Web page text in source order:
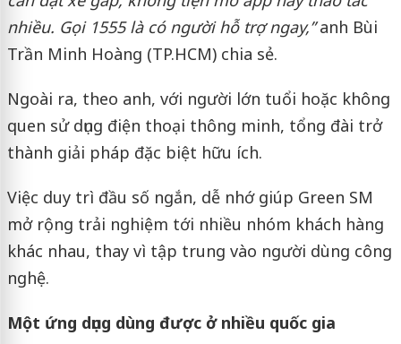
nhiều. Gọi 1555 là có người hỗ trợ ngay,”anh Bùi
Trần Minh Hoàng (TP.HCM) chia sẻ.
Ngoài ra, theo anh, với người lớn tuổi hoặc không
quen sử dụng điện thoại thông minh, tổng đài trở
thành giải pháp đặc biệt hữu ích.
Việc duy trì đầu số ngắn, dễ nhớ giúp Green SM
mở rộng trải nghiệm tới nhiều nhóm khách hàng
khác nhau, thay vì tập trung vào người dùng công
nghệ.
Một ứng dụng dùng được ở nhiều quốc gia